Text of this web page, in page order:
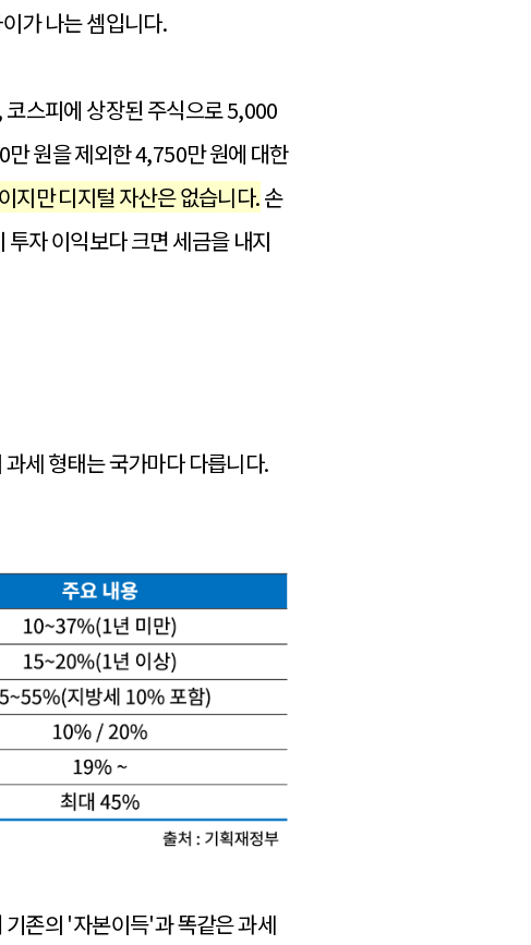
가 나는 셈입니다.
스피에 상장된 주식으로 5,000
원을 제외한 4,750만 원에 대한
지만 디지털 자산은 없습니다.손
자 이익보다 크면 세금을 내지
세 형태는 국가마다 다릅니다.
존의 '자본이득'과 똑같은 과세